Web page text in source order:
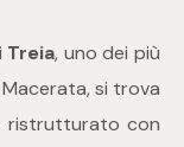
Treia, uno dei più
si trova
ristrutturato con